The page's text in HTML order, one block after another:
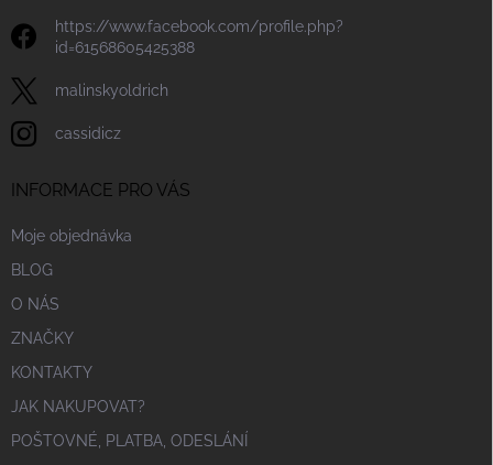
https://www.facebook.com/profile.php?
id=61568605425388
malinskyoldrich
cassidicz
INFORMACE PRO VÁS
Moje objednávka
BLOG
O NÁS
ZNAČKY
KONTAKTY
JAK NAKUPOVAT?
POŠTOVNÉ, PLATBA, ODESLÁNÍ